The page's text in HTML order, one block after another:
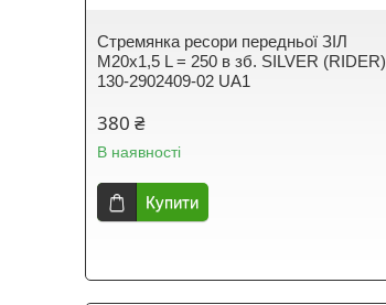
Стремянка ресори передньої ЗІЛ
М20х1,5 L = 250 в зб. SILVER (RIDER)
130-2902409-02 UA1
380 ₴
В наявності
Купити